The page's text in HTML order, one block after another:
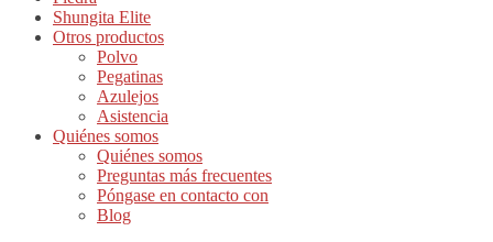
Shungita Elite
Otros productos
Polvo
Pegatinas
Azulejos
Asistencia
Quiénes somos
Quiénes somos
Preguntas más frecuentes
Póngase en contacto con
Blog